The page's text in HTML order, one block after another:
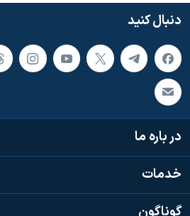
دنبال کنید
در باره ما
خدمات
گوناگون